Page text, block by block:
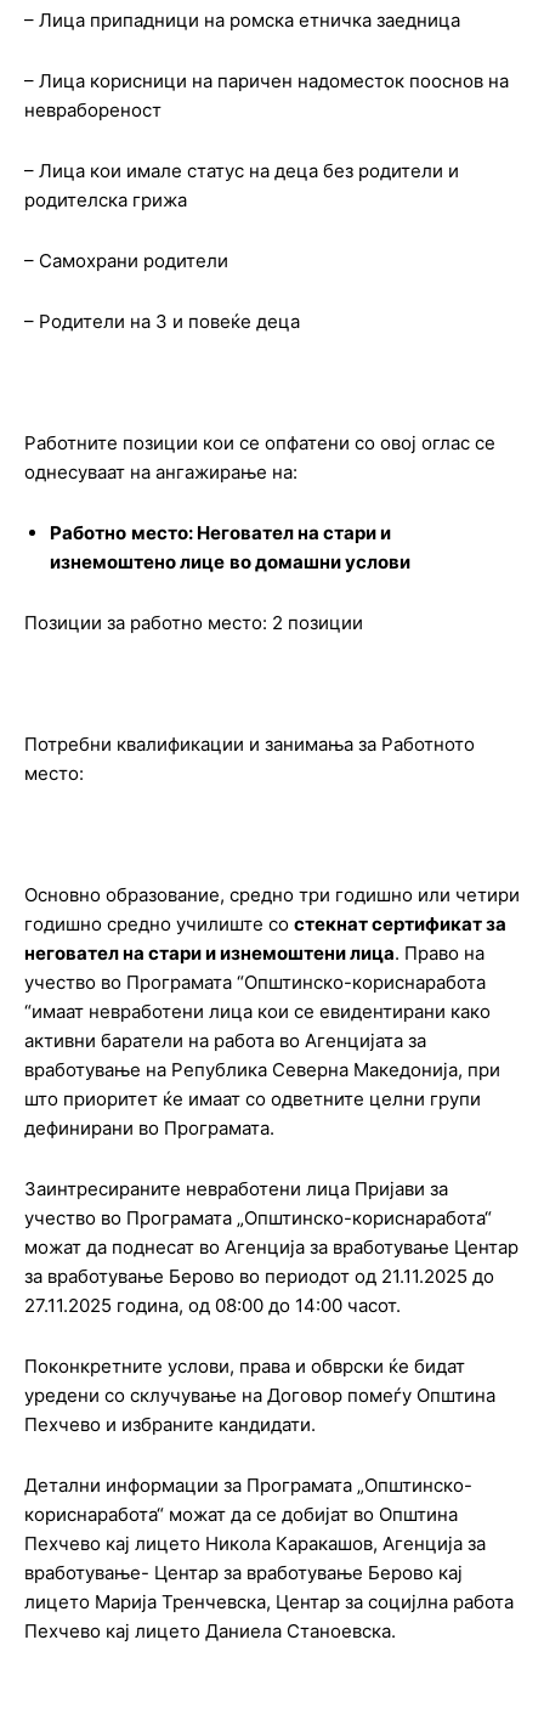
– Лица припадници на ромска етничка заедница
– Лица корисници на паричен надоместок пооснов на
неврабореност
– Лица кои имале статус на деца без родители и
родителска грижа
– Самохрани родители
– Родители на 3 и повеќе деца
Работните позиции кои се опфатени со овој оглас се
однесуваат на ангажирање на:
Работно место: Неговател на стари и
изнемоштено лицe во домашни услови
Позиции за работно место: 2 позиции
Потребни квалификации и занимања за Работното
место:
Основно образование, средно три годишно или четири
годишно средно училиште со стекнат сертификат за
неговател на стари и изнемоштени лица. Право на
учество во Програмата “Општинско-кориснаработа
“имаат невработени лица кои се евидентирани како
активни баратели на работа во Агенцијата за
вработување на Република Северна Македонија, при
што приоритет ќе имаат со одветните целни групи
дефинирани во Програмата.
Заинтресираните невработени лица Пријави за
учество во Програмата „Општинско-кориснаработа“
можат да поднесат во Агенција за вработување Центар
за вработување Берово во периодот од 21.11.2025 до
27.11.2025 година, од 08:00 до 14:00 часот.
Поконкретните услови, права и обврски ќе бидат
уредени со склучување на Договор помеѓу Општина
Пехчево и избраните кандидати.
Детални информации за Програмата „Општинско-
кориснаработа“ можат да се добијат во Општина
Пехчево кај лицето Никола Каракашов, Агенција за
вработување- Центар за вработување Берово кај
лицето Марија Тренчевска, Центар за социјлна работа
Пехчево кај лицето Даниела Станоевска.